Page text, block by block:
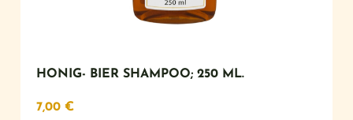
HONIG- BIER SHAMPOO; 250 ML.
7,00 €